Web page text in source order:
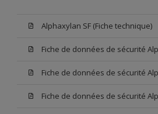
Alphaxylan SF (Fiche technique)